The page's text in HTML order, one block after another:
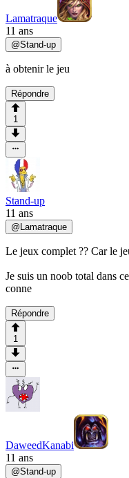
Lamatraque
11 ans
@Stand-up
à obtenir le jeu
Répondre
1
Stand-up
11 ans
@ Lamatraque
Le jeux complet ?? Car le
Je suis un noob total dans
conne
Répondre
1
DaweedKanabi
11 ans
@Stand-up